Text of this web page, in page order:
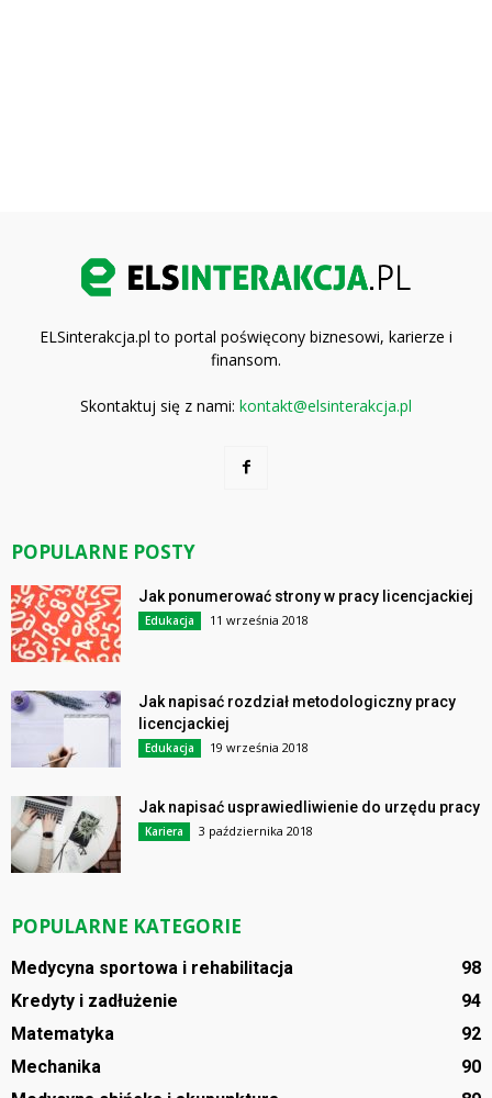
ELSinterakcja.pl to portal poświęcony biznesowi, karierze i
finansom.
Skontaktuj się z nami: kontakt@elsinterakcja.pl
POPULARNE POSTY
Jak ponumerować strony w pracy licencjackiej
Edukacja 11 września 2018
Jak napisać rozdział metodologiczny pracy
licencjackiej
Edukacja 19 września 2018
Jak napisać usprawiedliwienie do urzędu pracy
Kariera 3 października 2018
POPULARNE KATEGORIE
Medycyna sportowa i rehabilitacja
98
Kredyty i zadłużenie
94
Matematyka
92
Mechanika
90